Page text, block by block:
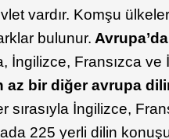
vardır. Komşu
bulunur.
İngilizce, Fransızca ve
az bir diğer avrupa
sırasıyla İngilizce,
225 yerli dilin